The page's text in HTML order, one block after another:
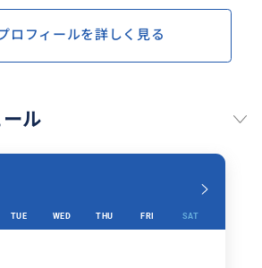
ロフィールを詳しく見る
ル
TUE WED THU FRI SAT